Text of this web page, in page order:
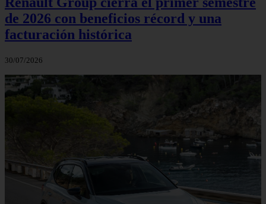
de 2026 con beneficios récord y una
facturación histórica
30/07/2026